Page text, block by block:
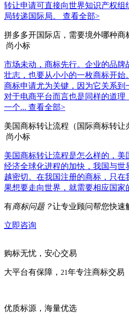
转让申请可直接向世界知识产权
局转递国际局。 查看全部>
拼多多开国际店，需要境外哪种商
尚小标
市场未动，商标先行。企业的品
壮志，也要从小小的一枚商标开始
商标申请尤为关键，因为它关系到
对于电商平台而言也是同样的道
一个... 查看全部>
美国商标转让流程（国际商标转让
尚小标
美国商标转让流程是怎么样的，
经济全球化进程的加快，我国与
越密切。在我国注册的商标，只
果想要走向世界，就需要相应国家
有商标问题？让专业顾问帮您快速
立即咨询
购标无忧，安心交易
大平台有保障， 21年专注商标交易
优质标源，海量优选